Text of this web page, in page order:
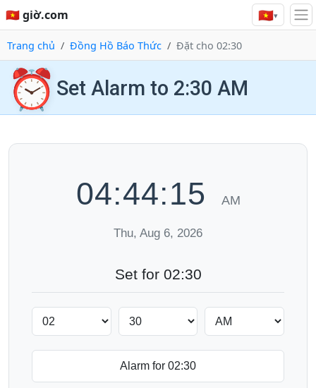
🇻🇳 giờ.com 🇻🇳▾
Trang chủ Đồng Hồ Báo Thức Đặt cho 02:30
⏰ Set Alarm to 2:30 AM
04:44:16 AM
Thu, Aug 6, 2026
Set for 02:30